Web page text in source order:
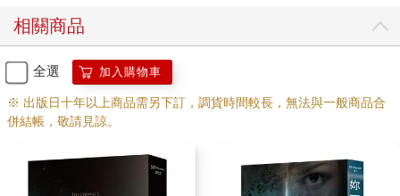
相關商品
全選 加入購物車
※ 出版日十年以上商品需另下訂，調貨時間較長，無法與一般商品合
併結帳，敬請見諒。